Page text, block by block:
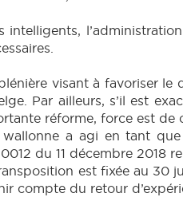
visant à favoriser le
Par ailleurs, s’il est
réforme, force est de
a agi en tant
du 11 décembre 2018
est fixée au 30
compte du retour